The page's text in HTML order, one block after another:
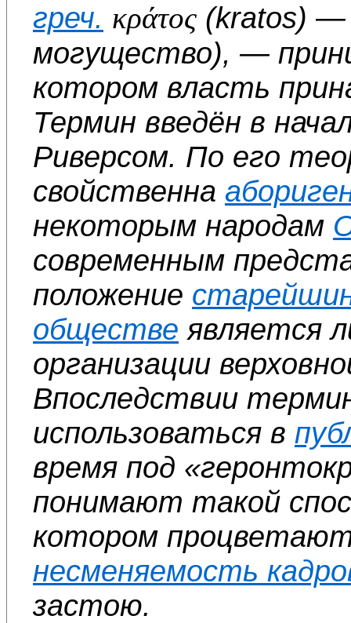
греч. κράτος (kratos)
могущество), —
котором власть
Термин введён в
Риверсом. По его
свойственна
некоторым народам
современным
положение
обществе является
организации
Впоследствии
использоваться в
время под
понимают такой
котором
несменяемость
застою.